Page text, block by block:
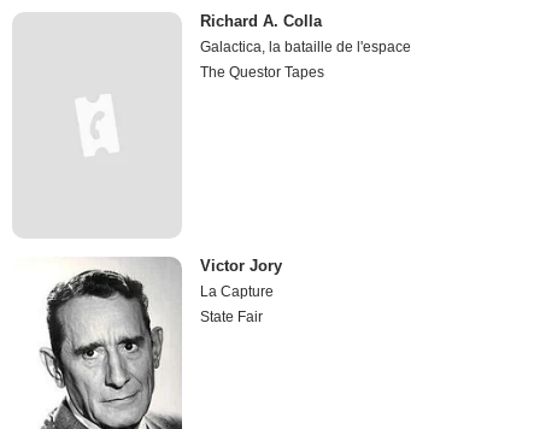
Richard A. Colla
Galactica, la bataille de l'espace
The Questor Tapes
Victor Jory
La Capture
State Fair